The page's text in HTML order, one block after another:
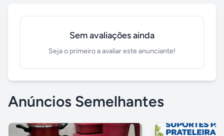
Sem avaliações ainda
Seja o primeiro a avaliar este anunciante!
Anúncios Semelhantes